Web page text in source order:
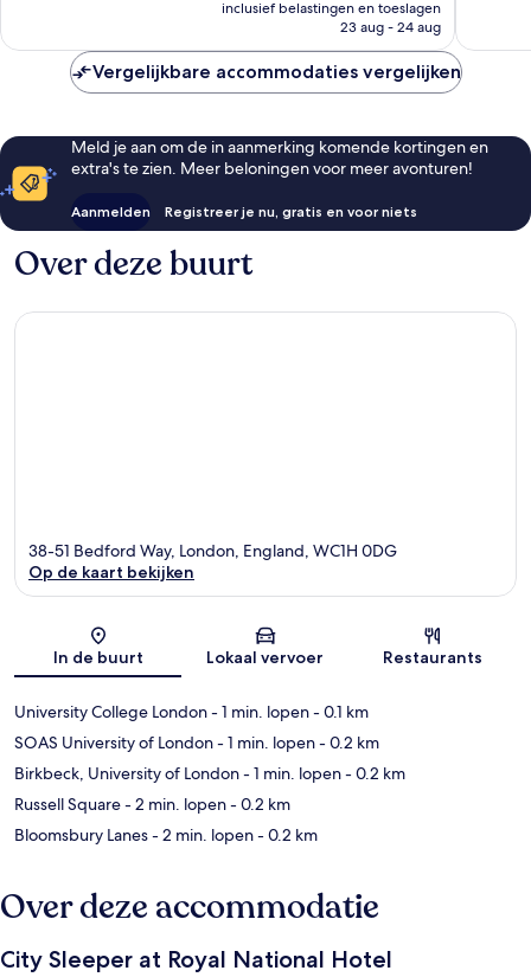
beoordelingen
is
inclusief belastingen en toeslagen
23 aug - 24 aug
Vergelijkbare accommodaties vergelijken
Meld je aan om de in aanmerking komende kortingen en
extra's te zien. Meer beloningen voor meer avonturen!
Aanmelden Registreer je nu, gratis en voor niets
Over deze buurt
Kaart
38-51 Bedford Way, London, England, WC1H 0DG
Op de kaart bekijken
In de buurt Lokaal vervoer Restaurants
University College London- 1 min. lopen- 0.1 km
SOAS University of London- 1 min. lopen- 0.2 km
Birkbeck, University of London- 1 min. lopen- 0.2 km
Russell Square- 2 min. lopen- 0.2 km
Bloomsbury Lanes- 2 min. lopen- 0.2 km
Over deze accommodatie
City Sleeper at Royal National Hotel